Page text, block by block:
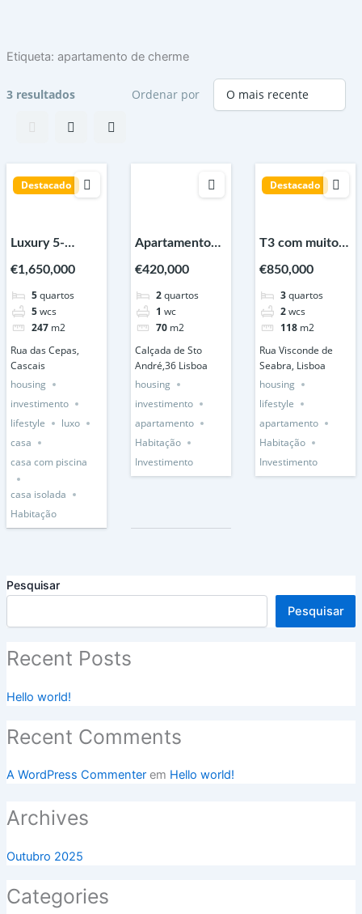
Etiqueta: apartamento de cherme
3 resultados Ordenar por
Destacado
Luxury 5-
Bedroom Villa
and Heated
Swimming Pool
€1,650,000
5quartos
5wcs
247 m2
Rua das Cepas,
Cascais
housing
investimento
lifestyle
luxo
casa
casa com piscina
casa isolada
Habitação
Apartamento
Duplex à venda,
Santo André,
Lisboa
€420,000
2quartos
1 wc
70 m2
Calçada de Sto
André,36 Lisboa
housing
investimento
apartamento
Habitação
Investimento
Destacado
T3 com muito
charme junto a
Lisboa
€850,000
3quartos
2wcs
118 m2
Rua Visconde de
Seabra, Lisboa
housing
lifestyle
apartamento
Habitação
Investimento
Pesquisar
Pesquisar
Recent Posts
Hello world!
Recent Comments
A WordPress Commenterem Hello world!
Archives
Outubro 2025
Categories